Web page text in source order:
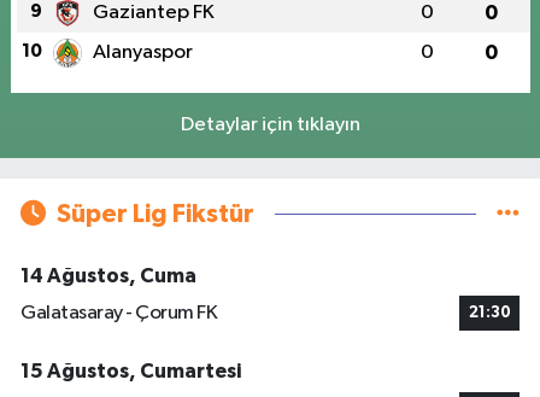
9 Gaziantep FK 0 0
10 Alanyaspor 0 0
Detaylar için tıklayın
Süper Lig Fikstür
14 Ağustos, Cuma
Galatasaray - Çorum FK
21:30
15 Ağustos, Cumartesi